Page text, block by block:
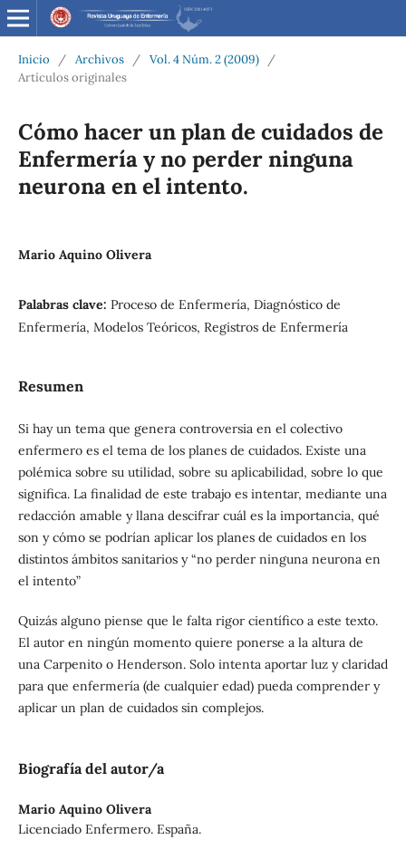
Inicio / Archivos / Vol. 4 Núm. 2 (2009)
/
Artículos originales
Cómo hacer un plan de cuidados de
Enfermería y no perder ninguna
neurona en el intento.
Mario Aquino Olivera
Palabras clave: Proceso de Enfermería, Diagnóstico de
Enfermería, Modelos Teóricos, Registros de Enfermería
Resumen
Si hay un tema que genera controversia en el colectivo
enfermero es el tema de los planes de cuidados. Existe una
polémica sobre su utilidad, sobre su aplicabilidad, sobre lo que
significa. La finalidad de este trabajo es intentar, mediante una
redacción amable y llana descifrar cuál es la importancia, qué
son y cómo se podrían aplicar los planes de cuidados en los
distintos ámbitos sanitarios y “no perder ninguna neurona en
el intento”
Quizás alguno piense que le falta rigor científico a este texto.
El autor en ningún momento quiere ponerse a la altura de
una Carpenito o Henderson. Solo intenta aportar luz y claridad
para que enfermería (de cualquier edad) pueda comprender y
aplicar un plan de cuidados sin complejos.
Biografía del autor/a
Mario Aquino Olivera
Licenciado Enfermero. España.